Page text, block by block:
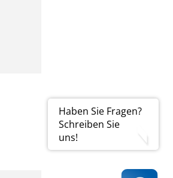
Haben Sie Fragen?
Schreiben Sie
uns!